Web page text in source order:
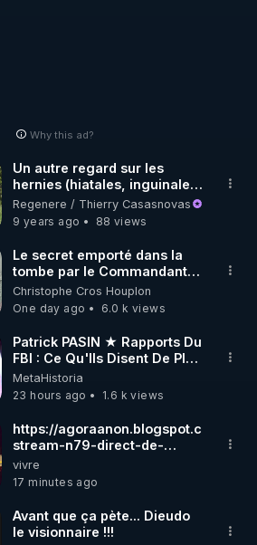
rdlr_thierrycasasnovas/
RGNR (stages,
SUR ODYSEE
sont aussi sur la
PRÉSENTIEL
Why this ad?
Un autre regard sur les
hernies (hiatales, inguinales,
etc.) - www.regenere.org
Regenere / Thierry Casasnovas
9 years ago
88 views
Le secret emporté dans la
tombe par le Commandant
Cousteau le 25 juin 1997
Christophe Cros Houplon
One day ago
6.0 k views
Patrick PASIN ★ Rapports Du
FBI : Ce Qu'Ils Disent De Plus
Grave Sur Hitler
MetaHistoria
23 hours ago
1.6 k views
https://agoraanon.blogspot.com/
stream-n79-direct-de-
christelle.html
vivre
17 minutes ago
Avant que ça pète... Dieudo
le visionnaire !!!